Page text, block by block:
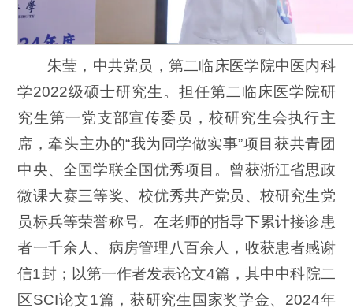
朱莹，中共党员，第二临床医学院中医内科
学2022级硕士研究生。担任第二临床医学院研
究生第一党支部宣传委员，校研究生会执行主
席，牵头主办的“我为同学做实事”项目获共青团
中央、全国学联全国优秀项目。曾获浙江省思政
微课大赛三等奖、校优秀共产党员、校研究生党
员标兵等荣誉称号。在老师的指导下累计接诊患
者一千余人、病房管理八百余人，收获患者感谢
信1封；以第一作者发表论文4篇，其中中科院二
区SCI论文1篇，获研究生国家奖学金、2024年